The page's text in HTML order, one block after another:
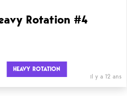
Rotation #4
HEAVY ROTATION
il y a 12 ans